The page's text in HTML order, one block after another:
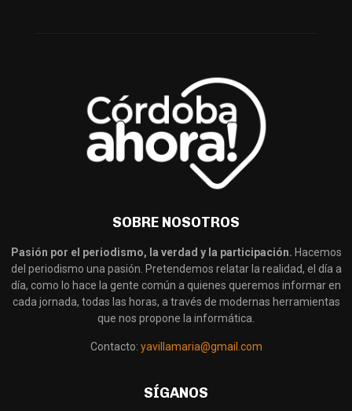
SOBRE NOSOTROS
Pasión por el periodismo, la verdad y la participación. Hacemos
del periodismo una pasión. Pretendemos relatar la realidad, el día a
día, como lo hace la gente común a quienes queremos informar en
cada jornada, todas las horas, a través de modernas herramientas
que nos propone la informática.
Contacto: yavillamaria@gmail.com
SÍGANOS